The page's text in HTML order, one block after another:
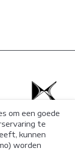
om een goede
te
kunnen
worden